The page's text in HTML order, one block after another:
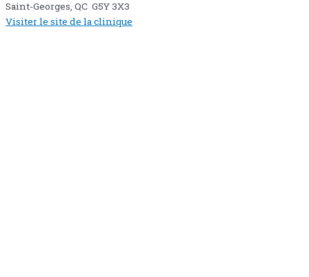
Saint-Georges, QC G5Y 3X3
Visiter le site de la clinique